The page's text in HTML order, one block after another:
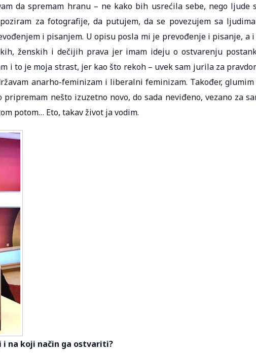
da spremam hranu – ne kako bih usrećila sebe, nego ljude
za fotografije, da putujem, da se povezujem sa
i pisanjem. U opisu posla mi je prevođenje i pisanje, a
ženskih i dečijih prava jer imam ideju o ostvarenju
i to je moja strast, jer kao što rekoh – uvek sam jurila za
anarho-feminizam i liberalni feminizam. Također,
nešto izuzetno novo, do sada neviđeno, vezano za
potom… Eto, takav život ja vodim.
i na koji način ga ostvariti?